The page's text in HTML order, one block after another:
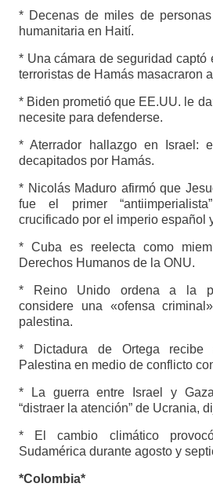
* Decenas de miles de
humanitaria en Haití.
* Una cámara de seguridad captó
terroristas de Hamás masacraron
* Biden prometió que EE.UU. le
necesite para defenderse.
* Aterrador hallazgo en Israel:
decapitados por Hamás.
* Nicolás Maduro afirmó que
fue el primer
crucificado por el imperio español
* Cuba es reelecta como
Derechos Humanos de la ONU.
* Reino Unido ordena a la
considere una «ofensa
palestina.
* Dictadura de Ortega recibe
Palestina en medio de conflicto
* La guerra entre Israel y
“distraer la atención” de Ucrania,
* El cambio climático
Sudamérica durante agosto y
*Colombia*